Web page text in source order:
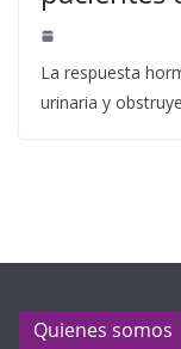
La respuesta
urinaria y
Quienes somos